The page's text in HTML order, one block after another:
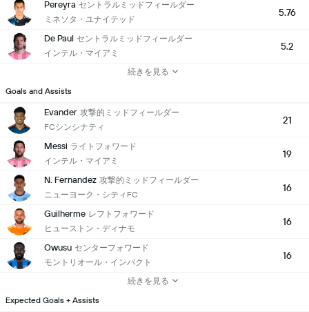
Pereyra セントラルミッドフィールダー
ミネソタ・ユナイテッド
5.76
De Paul セントラルミッドフィールダー
インテル・マイアミ
5.2
続きを見る
Goals and Assists
Evander 攻撃的ミッドフィールダー
FCシンシナティ
21
Messi ライトフォワード
インテル・マイアミ
19
N. Fernandez 攻撃的ミッドフィールダー
ニューヨーク・シティFC
16
Guilherme レフトフォワード
ヒューストン・ディナモ
16
Owusu センターフォワード
モントリオール・インパクト
16
続きを見る
Expected Goals + Assists